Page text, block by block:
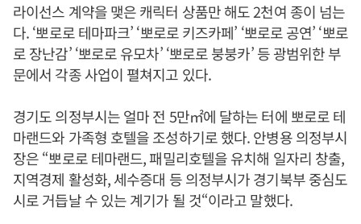
라이선스 계약을 맺은 캐릭터 상품만 해도 2천여 종이 넘는
다. ‘뽀로로 테마파크’ ‘뽀로로 키즈카페’ ‘뽀로로 공연’ ‘뽀로
로 장난감’ ‘뽀로로 유모차’ ‘뽀로로 붕붕카’ 등 광범위한 부
문에서 각종 사업이 펼쳐지고 있다.
경기도 의정부시는 얼마 전 5만㎡에 달하는 터에 뽀로로 테
마랜드와 가족형 호텔을 조성하기로 했다. 안병용 의정부시
장은 “뽀로로 테마랜드, 패밀리호텔을 유치해 일자리 창출,
지역경제 활성화, 세수증대 등 의정부시가 경기북부 중심도
시로 거듭날 수 있는 계기가 될 것“이라고 말했다.